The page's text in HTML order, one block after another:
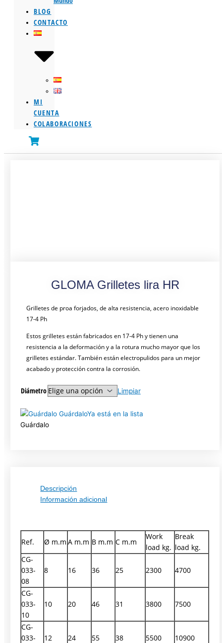
BLOG
CONTACTO
MI
CUENTA
COLABORACIONES
GLOMA Grilletes lira HR
Grilletes de proa forjados, de alta resistencia, acero inoxidable
17-4 Ph
Estos grilletes están fabricados en 17-4 Ph y tienen una
resistencia a la deformación y a la rotura mucho mayor que los
grilletes estándar. También están electropulidos para un mejor
acabado y protección contra la corrosión.
Diámetro Limpiar
GuárdaloYa está en la lista
Guárdalo
Descripción
Información adicional
Ref. Ø m.m A m.m B m.m C m.m
Work
load kg.
Break
load kg.
CG-
033-
08
8 16 36 25 2300 4700
CG-
033-
10
10 20 46 31 3800 7500
CG-
033-
12 24 55 38 5500 10900